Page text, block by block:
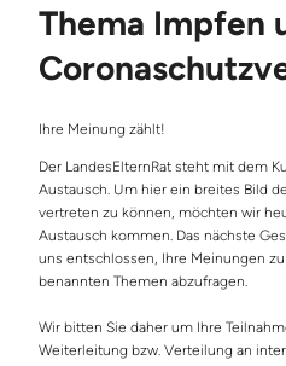
Thema Impfen
Ihre Meinung zählt!
Der LandesElternRat steht mit dem
Austausch. Um hier ein breites Bild
vertreten zu können, möchten wir
Austausch kommen. Das nächste
uns entschlossen, Ihre Meinungen
benannten Themen abzufragen.
Wir bitten Sie daher um Ihre
Weiterleitung bzw. Verteilung an